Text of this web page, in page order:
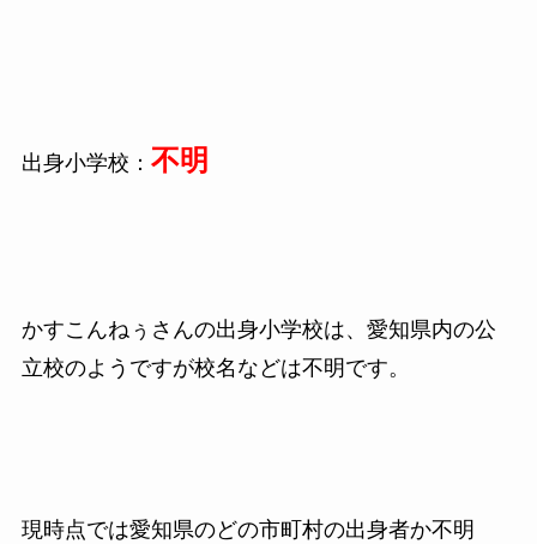
出身小学校： 不明
かすこんねぅさんの出身小学校は、愛知県内の公
立校のようですが校名などは不明です。
現時点では愛知県のどの市町村の出身者か不明